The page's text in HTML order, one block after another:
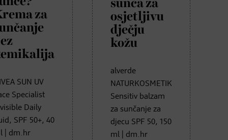
sunca za
osjetljivu
dječju
kožu
alverde
NATURKOSMETIK
Sensitiv balzam
za sunčanje za
djecu SPF 50, 150
ml | dm.hr
za
SUN UV
Specialist
Daily
SPF 50+, 40
| dm.hr